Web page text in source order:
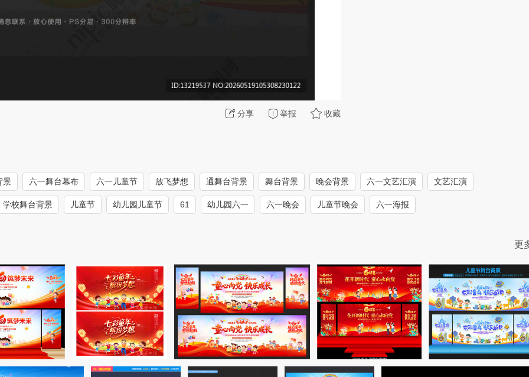
分享 举报 收藏
景 六一舞台幕布 六一儿童节 放飞梦想 通舞台背景 舞台背景 晚会背景 六一文艺汇演 文艺汇演
学校舞台背景 儿童节 幼儿园儿童节 61 幼儿园六一 六一晚会 儿童节晚会 六一海报
更